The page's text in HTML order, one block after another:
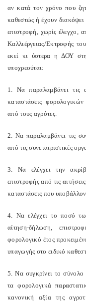
αν κατά τον χρόνο που
καθεστώς ή έχουν
επιστροφή, χωρίς έλεγχο,
Καλλιέργειας/Εκτροφής
εκεί κι ύστερα η ΔΟΥ
υποχρεούται:
1. Να παραλαμβάνει τις
καταστάσεις
από τους αγρότες.
2. Να παραλαμβάνει τις
από τις συνεταιριστικές
3. Να ελέγχει την
επιστροφής από τις
καταστάσεις που
4. Να ελέγχει το ποσό
αίτηση-δήλωση,
φορολογικό έτος
υπαγωγής στο ειδικό
5. Να συγκρίνει το
τα φορολογικά
κανονική αξία της